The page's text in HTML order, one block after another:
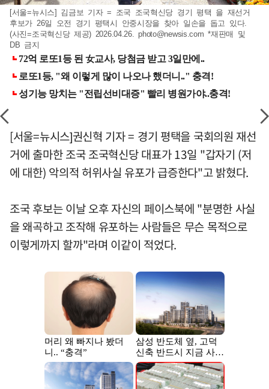
[서울=뉴시스] 김금보 기자 = 조국 조국혁신당 경기 평택 을 재선거
후보가 26일 오전 경기 평택시 안중시장을 찾아 일손을 돕고 있다.
(사진=조국혁신당 제공) 2026.04.26.photo@newsis.com *재판매 및
DB 금지
[서울=뉴시스]권신혁 기자 = 경기 평택을 국회의원 재선
거에 출마한 조국 조국혁신당 대표가 13일 "갑자기 (저
에 대한) 악의적 허위사실 유포가 급증한다"고 밝혔다.
조국 후보는 이날 오후 자신의 페이스북에 "분명한 사실
을 왜곡하고 조작해 유포하는 사람들은 무슨 목적으로
이렇게까지 할까"라며 이같이 적었다.